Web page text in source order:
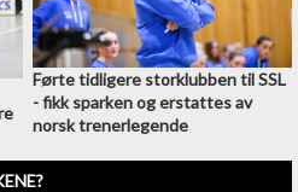
Førte tidligere storklubben til SSL
- fikk sparken og erstattes av
norsk trenerlegende